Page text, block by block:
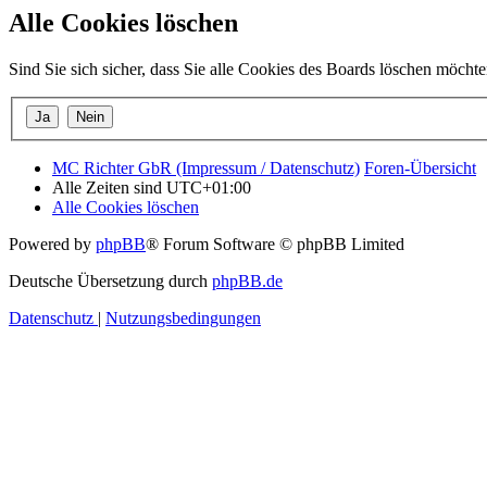
Alle Cookies löschen
Sind Sie sich sicher, dass Sie alle Cookies des Boards löschen
MC Richter GbR (Impressum / Datenschutz) Foren-Übersicht
Alle Zeiten sind UTC+01:00
Alle Cookies löschen
Powered by phpBB® Forum Software © phpBB Limited
Deutsche Übersetzung durch phpBB.de
Datenschutz | Nutzungsbedingungen